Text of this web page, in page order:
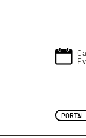
PORTAL